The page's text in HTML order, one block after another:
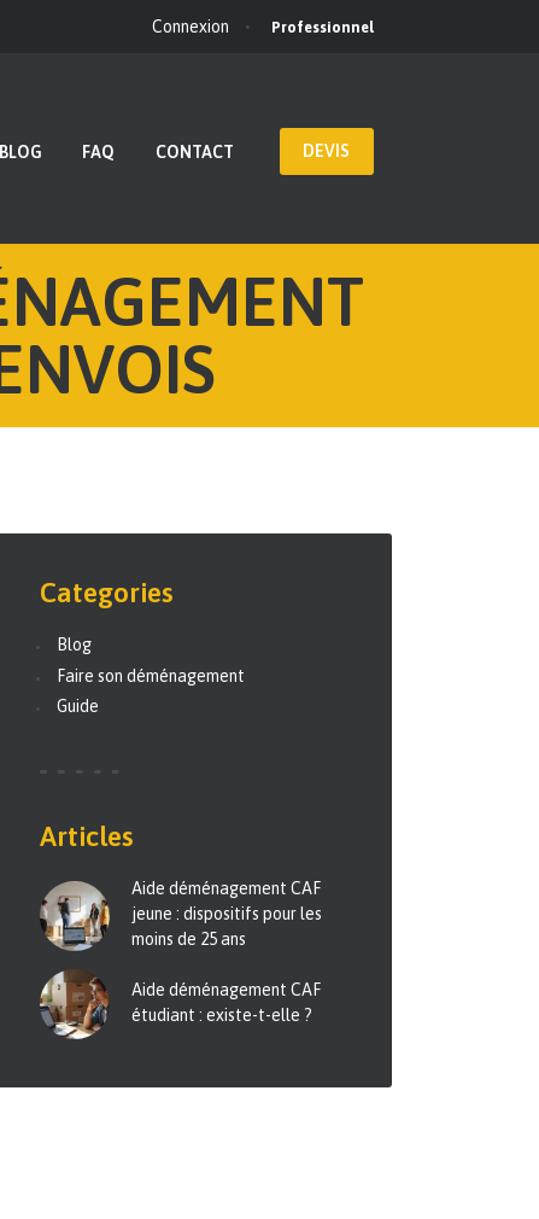
Connexion Professionnel
BLOG FAQ CONTACT DEVIS
Categories
Blog
Faire son déménagement
Guide
Articles
Aide déménagement CAF
jeune : dispositifs pour les
moins de 25 ans
Aide déménagement CAF
étudiant : existe-t-elle ?